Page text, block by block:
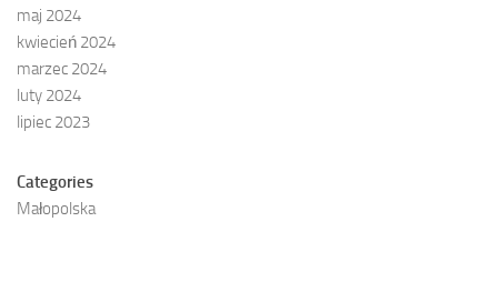
maj 2024
kwiecień 2024
marzec 2024
luty 2024
lipiec 2023
Categories
Małopolska